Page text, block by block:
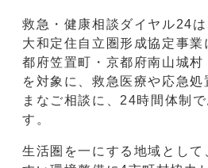
救急・健康相談ダイヤル24
大和定住自立圏形成協定事
都府笠置町・京都府南山城村
を対象に、救急医療や応急
まなご相談に、24時間体制
す。
生活圏を一にする地域とし